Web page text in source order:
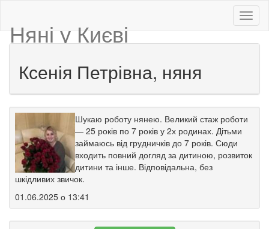
Няні у Києві
Ксенія Петрівна, няня
Шукаю роботу нянею. Великий стаж роботи
— 25 років по 7 років у 2х родинах. Дітьми
займаюсь від грудничків до 7 років. Сюди
входить повний догляд за дитиною, розвиток
дитини та інше. Відповідальна, без
шкідливих звичок.
01.06.2025 о 13:41